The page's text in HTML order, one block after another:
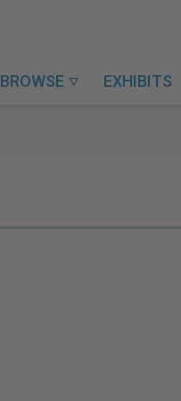
BROWSE  EXHIBITS